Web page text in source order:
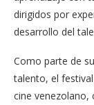
dirigidos por
desarrollo del
Como parte de
talento, el
cine venezolano,